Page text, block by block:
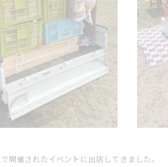
開催されたイベントに出店してきました。